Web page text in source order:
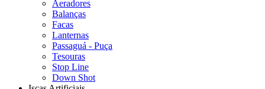
Aeradores
Balanças
Facas
Lanternas
Passaguá - Puça
Tesouras
Stop Line
Down Shot